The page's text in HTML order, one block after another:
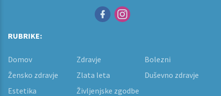
RUBRIKE:
Domov Zdravje
Bolezni
Žensko zdravje
Zlata leta
Duševno zdravje
Estetika
Življenjske zgodbe